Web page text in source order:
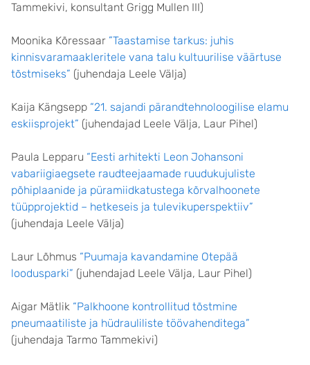
Tammekivi, konsultant Grigg Mullen III)
Moonika Kõressaar ”Taastamise tarkus: juhis
kinnisvaramaakleritele vana talu kultuurilise väärtuse
tõstmiseks” (juhendaja Leele Välja)
Kaija Kängsepp “21. sajandi pärandtehnoloogilise elamu
eskiisprojekt” (juhendajad Leele Välja, Laur Pihel)
Paula Lepparu “Eesti arhitekti Leon Johansoni
vabariigiaegsete raudteejaamade ruudukujuliste
põhiplaanide ja püramiidkatustega kõrvalhoonete
tüüpprojektid – hetkeseis ja tulevikuperspektiiv”
(juhendaja Leele Välja)
Laur Lõhmus “Puumaja kavandamine Otepää
loodusparki” (juhendajad Leele Välja, Laur Pihel)
Aigar Mätlik “Palkhoone kontrollitud tõstmine
pneumaatiliste ja hüdrauliliste töövahenditega”
(juhendaja Tarmo Tammekivi)